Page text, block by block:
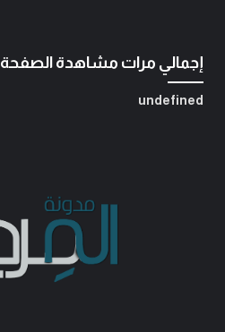
إجمالي مرات مشاهدة الصفحة
und efined